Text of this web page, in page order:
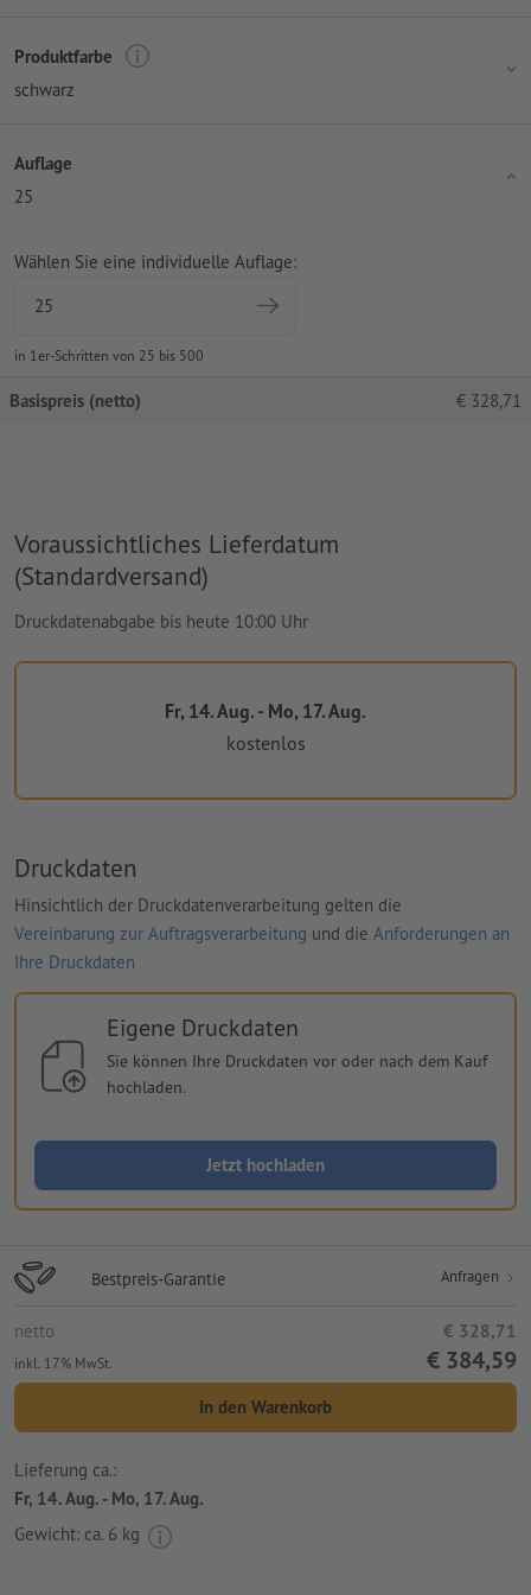
Produktfarbe
schwarz
Auflage
25
Wählen Sie eine individuelle Auflage:
in 1er-Schritten von 25 bis 500
Basispreis (netto) € 328,71
Voraussichtliches Lieferdatum
(Standardversand)
Druckdatenabgabe bis heute 10:00 Uhr
Fr, 14. Aug. - Mo, 17. Aug.
kostenlos
Druckdaten
Hinsichtlich der Druckdatenverarbeitung gelten die
Vereinbarung zur Auftragsverarbeitung und die Anforderungen an
Ihre Druckdaten
Eigene Druckdaten
Sie können Ihre Druckdaten vor oder nach dem Kauf
hochladen.
Jetzt hochladen
Bestpreis-Garantie Anfragen
netto € 328,71
inkl. 17% MwSt. € 384,59
In den Warenkorb
Lieferung ca.:
Fr, 14. Aug. - Mo, 17. Aug.
Gewicht: ca. 6 kg